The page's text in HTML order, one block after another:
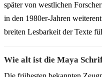
später von westlichen
in den 1980er-Jahren
breiten Lesbarkeit der Texte
Wie alt ist die Maya